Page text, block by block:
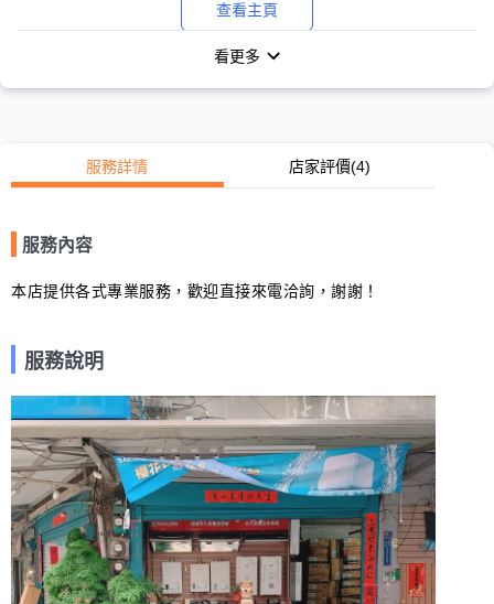
查看主頁
看更多
服務詳情 店家評價(4)
服務內容
本店提供各式專業服務，歡迎直接來電洽詢，謝謝！
服務說明